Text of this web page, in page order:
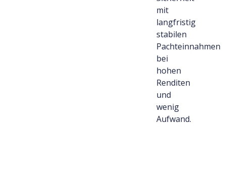
mit
langfristig
stabilen
Pachteinnahmen
bei
hohen
Renditen
und
wenig
Aufwand.